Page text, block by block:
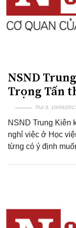
NSND
Trọng Tấn
Thứ 3, 10/09/
NSND Trung Kiên
nghỉ việc ở Học
từng có ý định